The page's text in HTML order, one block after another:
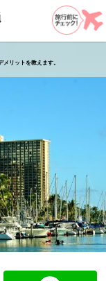
リットを教えます。